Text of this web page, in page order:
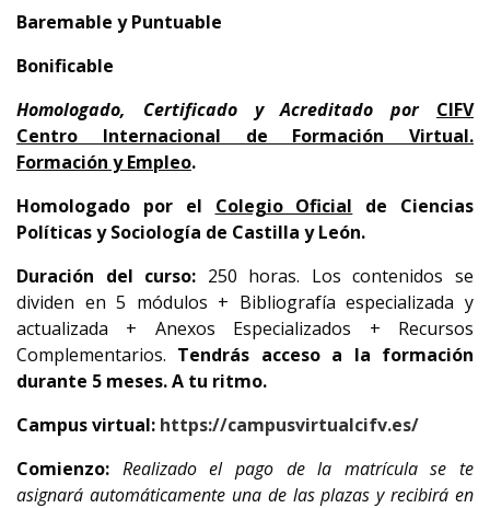
Baremable y Puntuable
Bonificable
Homologado, Certificado y Acreditadopor
CIFV
Centro Internacional de Formación Virtual.
Formación y Empleo.
Homologado por el Colegio Oficial de Ciencias
Políticas y Sociología de Castilla y León.
Duración del curso: 250 horas. Los contenidos se
dividen en 5 módulos + Bibliografía especializada y
actualizada + Anexos Especializados + Recursos
Complementarios. Tendrás acceso a la formación
durante 5 meses. A tu ritmo.
Campus virtual: https://campusvirtualcifv.es/
Comienzo: Realizado el pago de la matrícula se te
asignará automáticamente una de las plazas y recibirá en